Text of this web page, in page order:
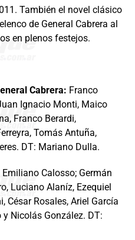
También el novel clásico
de General Cabrera al
en plenos festejos.
Cabrera: Franco
Ignacio Monti, Maico
Franco Berardi,
Tomás Antuña,
DT: Mariano Dulla.
Emiliano Calosso; Germán
Luciano Alaníz, Ezequiel
César Rosales, Ariel García
Nicolás González. DT: